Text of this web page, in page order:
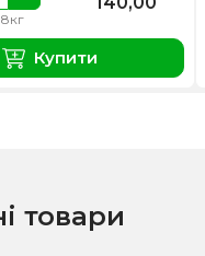
Купити
товари